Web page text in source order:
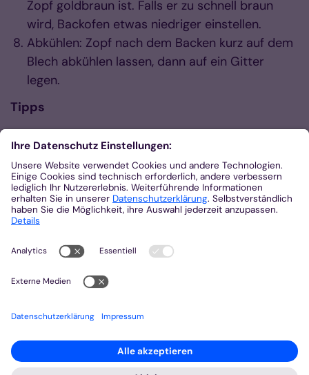
Zopf goldbraun ist. Falls er zu schnell braun
wird, Backofen etwas niedriger einstellen.
Abkühlen: Zopf nach dem Backen kurz auf dem
Blech abkühlen lassen, dann auf ein Gitter
legen.
Tipps
Wer möchte, kann Rosinen in den Teig geben.
Für eine fluffigere Kruste etwas Quark oder saure
Sahne im Teig verwenden.
Guten Appetit!
Zurück
Quelle:Komm mit durchs Kirchenjahr